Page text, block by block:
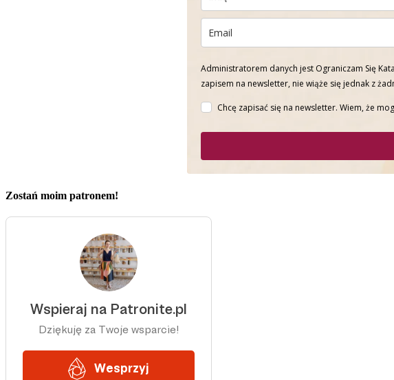
Administratorem danych jest Ograniczam Się
zapisem na newsletter, nie wiąże się jednak z
Chcę zapisać się na newsletter. Wiem, że
Zostań moim patronem!